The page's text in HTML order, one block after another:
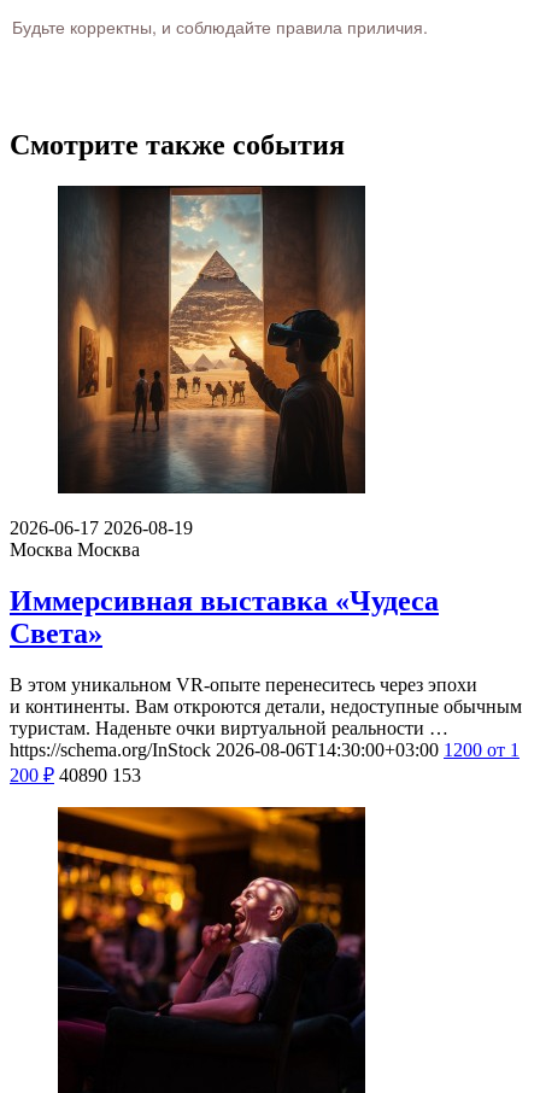
Будьте корректны, и соблюдайте правила приличия.
Смотрите также события
2026-06-17 2026-08-19
Москва Москва
Иммерсивная выставка «Чудеса
Света»
В этом уникальном VR-опыте перенеситесь через эпохи
и континенты. Вам откроются детали, недоступные обычным
туристам. Наденьте очки виртуальной реальности …
https://schema.org/InStock 2026-08-06T14:30:00+03:00 1200 от 1
200 ₽ 40890 153